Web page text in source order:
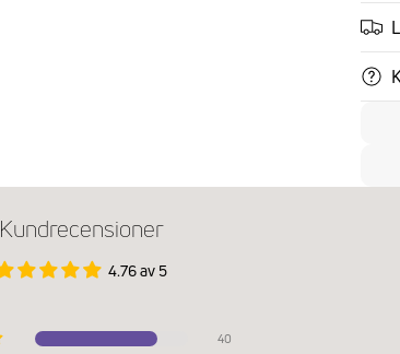
Kundrecensioner
4.76 av 5
40